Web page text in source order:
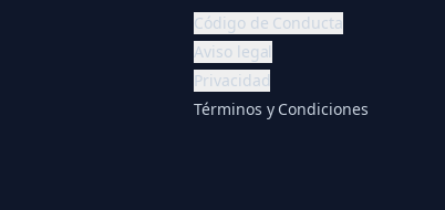
Código de Conducta
Aviso legal
Privacidad
Términos y Condiciones